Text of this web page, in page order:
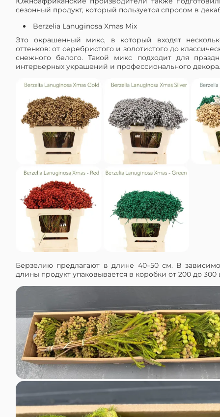
сезонный продукт, который пользуется спросом в
Berzelia Lanuginosa Xmas Mix
Это окрашенный микс, в который входят
оттенков: от серебристого и золотистого до
снежного белого. Такой микс подходит для
интерьерных украшений и профессионального декора.
Берзелию предлагают в длине 40–50 см. В
длины продукт упаковывается в коробки от 200 до 300